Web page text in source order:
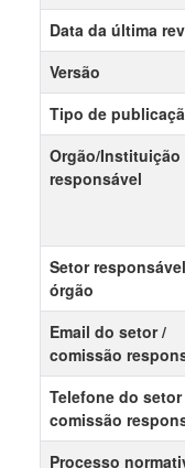
Data da última
Versão
Tipo de
Orgão/Instituição
responsável
Setor
órgão
Email do setor /
comissão
Telefone do setor
comissão
Processo